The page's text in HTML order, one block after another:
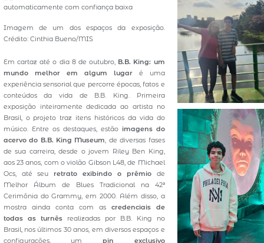
Imagem de um dos espaços da exposição.
Crédito: Cinthia Bueno/MIS
Em cartaz até o dia 8 de outubro, B.B. King: um
mundo melhor em algum lugaré uma
experiência sensorial que percorre épocas, fatos e
conteúdos da vida de B.B. King. Primeira
exposição inteiramente dedicada ao artista no
Brasil, o projeto traz itens históricos da vida do
músico. Entre os destaques, estão imagens do
acervo do B.B. King Museum, de diversas fases
de sua carreira, desde o jovem Riley Ben King,
aos 23 anos, com o violão Gibson L48, de Michael
Ocs, até seu retrato exibindo o prêmiode
Melhor Álbum de Blues Tradicional na 42ª
Cerimônia do Grammy, em 2000. Além disso, a
mostra ainda conta com as credenciais de
todas as turnêsrealizadas por B.B. King no
Brasil, nos últimos 30 anos, em diversos espaços e
configurações, um pin exclusivo